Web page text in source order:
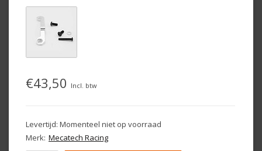
€43,50 Incl. btw
Levertijd: Momenteel niet op voorraad
Merk: Mecatech Racing